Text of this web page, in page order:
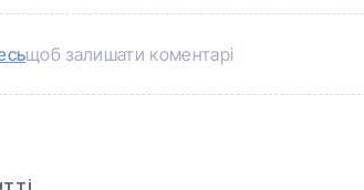
щоб залишати коментарі